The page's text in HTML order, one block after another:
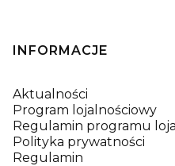
Linki w stopce
INFORMACJE
Aktualności
Program lojalnościowy
Regulamin programu
Polityka prywatności
Regulamin